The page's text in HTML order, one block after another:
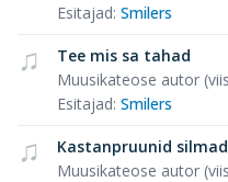
Esitajad: Smilers
Tee mis sa tahad
Muusikateose autor
Esitajad: Smilers
Kastanpruunid silmad
Muusikateose autor